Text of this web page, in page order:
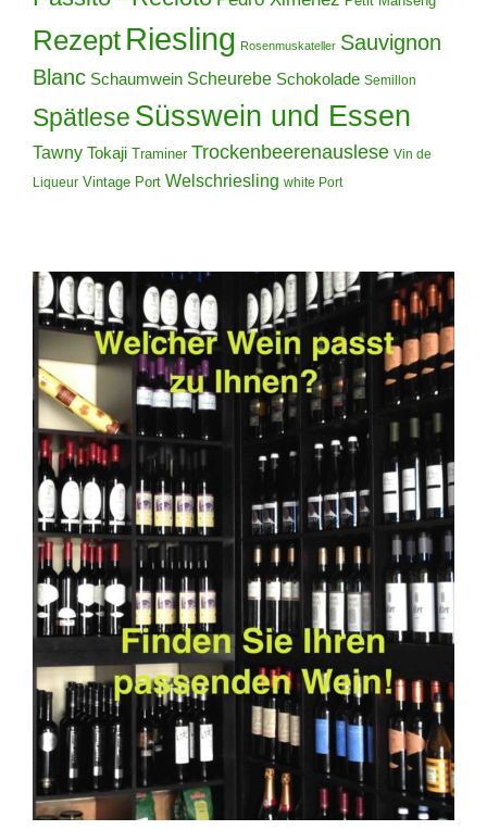
Rezept Riesling Rosenmuskateller Sauvignon
Blanc Schaumwein Scheurebe Schokolade Semillon
Spätlese Süsswein und Essen
Tawny Tokaji Traminer Trockenbeerenauslese Vin de
Liqueur Vintage Port Welschriesling white Port